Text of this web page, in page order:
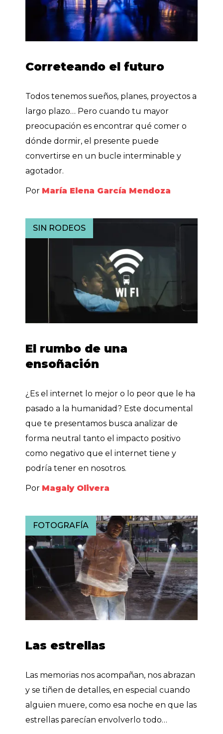
Correteando el futuro
Todos tenemos sueños, planes, proyectos a
largo plazo… Pero cuando tu mayor
preocupación es encontrar qué comer o
dónde dormir, el presente puede
convertirse en un bucle interminable y
agotador.
Por María Elena García Mendoza
SIN RODEOS
El rumbo de una
ensoñación
¿Es el internet lo mejor o lo peor que le ha
pasado a la humanidad? Este documental
que te presentamos busca analizar de
forma neutral tanto el impacto positivo
como negativo que el internet tiene y
podría tener en nosotros.
Por Magaly Olivera
FOTOGRAFÍA
Las estrellas
Las memorias nos acompañan, nos abrazan
y se tiñen de detalles, en especial cuando
alguien muere, como esa noche en que las
estrellas parecían envolverlo todo…